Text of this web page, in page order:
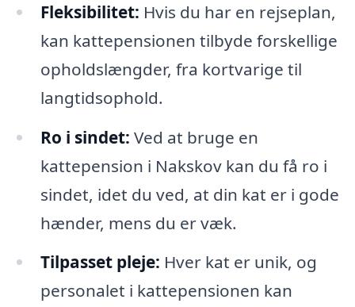
Fleksibilitet: Hvis du har en rejseplan,
kan kattepensionen tilbyde forskellige
opholdslængder, fra kortvarige til
langtidsophold.
Ro i sindet: Ved at bruge en
kattepension i Nakskov kan du få ro i
sindet, idet du ved, at din kat er i gode
hænder, mens du er væk.
Tilpasset pleje: Hver kat er unik, og
personalet i kattepensionen kan